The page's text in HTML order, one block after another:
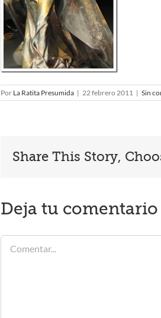
Por La Ratita Presumida | 22 febrero 2011 | Sin
Share This Story,
Deja tu comentario
Comentar